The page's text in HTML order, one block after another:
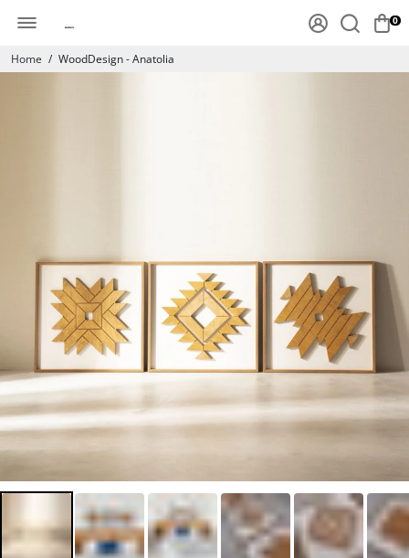
0
Home / WoodDesign - Anatolia